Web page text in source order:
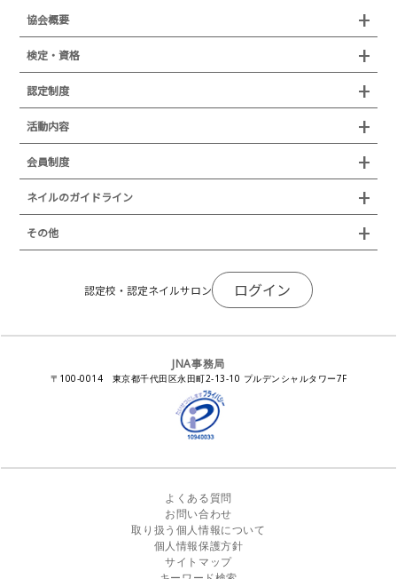
協会概要
組織概要
所在地
プレスリリース
叙勲・褒章・受賞・表彰
通常総会について
検定・資格
検定試験
JNAフットケア理論検定試験
ネイリスト技能検定試験（JNEC主催）
JNAネイリスト技能検定国際試験
JNAネイリストキャリアパス講習会
JNAオフィシャル教材
認定制度
認定制度
認定校
活動内容
ネイルエキスポ
ネイルオブザイヤー
全日本ネイリスト選手権・地区大会
11月ネイル月間
セミナー
セミナー
JNAスーパーライブ
ネイルサロン衛生管理士講習会
JNAネイルサロン等化学物質管理講習会
ネイルサロン向けセミナー
ネイルトレンド
ネイルトレンド
トレンドプロジェクトメンバー
会員制度
会員制度
法人会員
ネイルのガイドライン
新型コロナ感染症関連
コンプライアンス／法令遵守
瞬間接着剤の使用について
EUにおけるTPO成分を含む化粧品の市場提供禁止について
景品表示法に基づく措置命令について
その他
サポートネイルサロン制度
教材・書籍・刊行物
認定校・認定ネイルサロン ログイン
JNA事務局
〒100-0014 東京都千代田区永田町2-13-10 プルデンシャルタワー7F
よくある質問
お問い合わせ
取り扱う個人情報について
個人情報保護方針
サイトマップ